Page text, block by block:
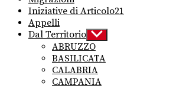
Iniziative di Articolo21
Appelli
Dal Territorio Show
sub
menu
ABRUZZO
BASILICATA
CALABRIA
CAMPANIA